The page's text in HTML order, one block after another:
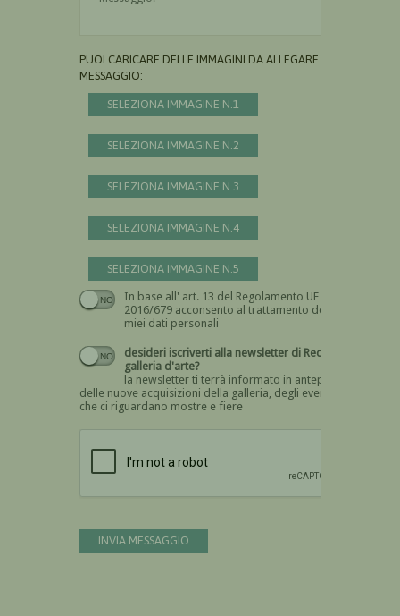
PUOI CARICARE DELLE IMMAGINI DA ALLEGARE AL
MESSAGGIO:
SELEZIONA IMMAGINE N.1
SELEZIONA IMMAGINE N.2
SELEZIONA IMMAGINE N.3
SELEZIONA IMMAGINE N.4
SELEZIONA IMMAGINE N.5
In base all' art. 13 del Regolamento UE n.
2016/679 acconsento al trattamento dei
miei dati personali
Devi dare il consenso
desideri iscriverti alla newsletter di Recta
galleria d'arte?
la newsletter ti terrà informato in anteprima
delle nuove acquisizioni della galleria, degli eventi
che ci riguardano mostre e fiere
INVIA MESSAGGIO